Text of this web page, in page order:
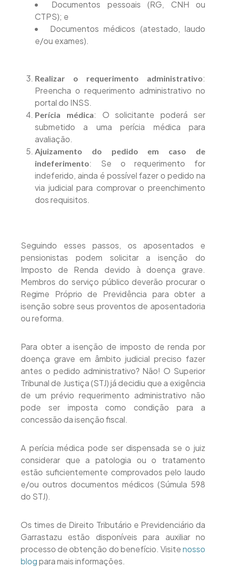
Documentos pessoais (RG, CNH ou
CTPS); e
Documentos médicos (atestado, laudo
e/ou exames).
Realizar o requerimento administrativo:
Preencha o requerimento administrativo no
portal do INSS.
Perícia médica: O solicitante poderá ser
submetido a uma perícia médica para
avaliação.
Ajuizamento do pedido em caso de
indeferimento: Se o requerimento for
indeferido, ainda é possível fazer o pedido na
via judicial para comprovar o preenchimento
dos requisitos.
Seguindo esses passos, os aposentados e
pensionistas podem solicitar a isenção do
Imposto de Renda devido à doença grave.
Membros do serviço público deverão procurar o
Regime Próprio de Previdência para obter a
isenção sobre seus proventos de aposentadoria
ou reforma.
Para obter a isenção de imposto de renda por
doença grave em âmbito judicial preciso fazer
antes o pedido administrativo? Não! O Superior
Tribunal de Justiça (STJ) já decidiu que a exigência
de um prévio requerimento administrativo não
pode ser imposta como condição para a
concessão da isenção fiscal.
A perícia médica pode ser dispensada se o juiz
considerar que a patologia ou o tratamento
estão suficientemente comprovados pelo laudo
e/ou outros documentos médicos (Súmula 598
do STJ).
Os times de Direito Tributário e Previdenciário da
Garrastazu estão disponíveis para auxiliar no
processo de obtenção do benefício. Visitenosso
blogpara mais informações.